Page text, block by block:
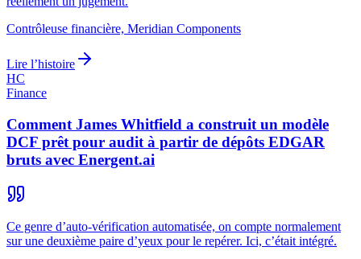
Contrôleuse financière, Meridian Components
Lire l’histoire
HC
Finance
Comment James Whitfield a construit un modèle
DCF prêt pour audit à partir de dépôts EDGAR
bruts avec Energent.ai
Ce genre d’auto-vérification automatisée, on compte normalement
sur une deuxième paire d’yeux pour le repérer. Ici, c’était intégré.